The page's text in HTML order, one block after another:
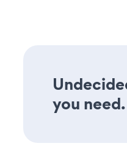
you need.